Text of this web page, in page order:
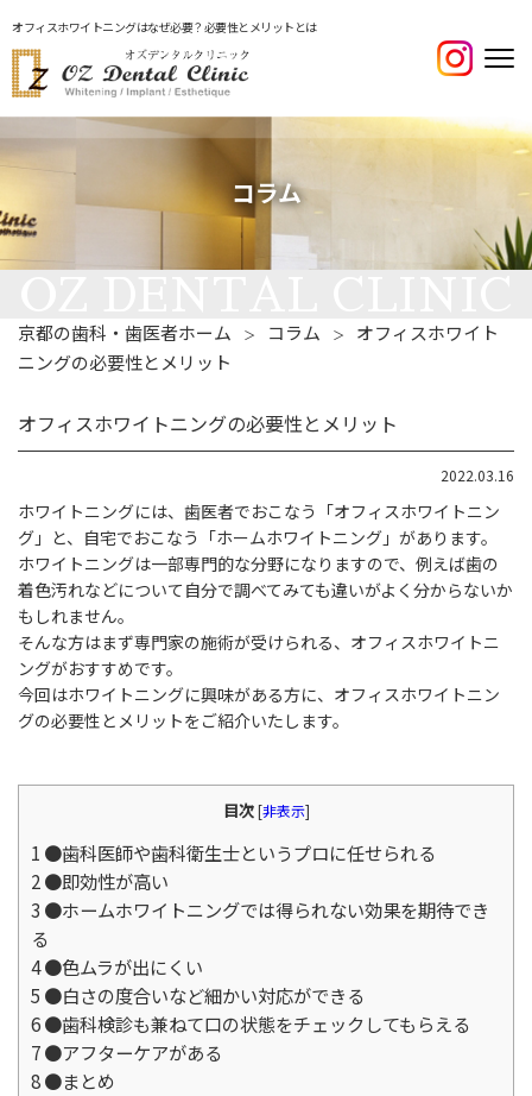
オフィスホワイトニングはなぜ必要？必要性とメリットとは
コラム
京都の歯科・歯医者ホーム ＞ コラム ＞
オフィスホワイト
ニングの必要性とメリット
オフィスホワイトニングの必要性とメリット
2022.03.16
ホワイトニングには、歯医者でおこなう「オフィスホワイトニン
グ」と、自宅でおこなう「ホームホワイトニング」があります。
ホワイトニングは一部専門的な分野になりますので、例えば歯の
着色汚れなどについて自分で調べてみても違いがよく分からないか
もしれません。
そんな方はまず専門家の施術が受けられる、オフィスホワイトニ
ングがおすすめです。
今回はホワイトニングに興味がある方に、オフィスホワイトニン
グの必要性とメリットをご紹介いたします。
目次 [非表示]
1 ●歯科医師や歯科衛生士というプロに任せられる
2●即効性が高い
3 ●ホームホワイトニングでは得られない効果を期待でき
る
4●色ムラが出にくい
5 ●白さの度合いなど細かい対応ができる
6●歯科検診も兼ねて口の状態をチェックしてもらえる
7●アフターケアがある
8●まとめ